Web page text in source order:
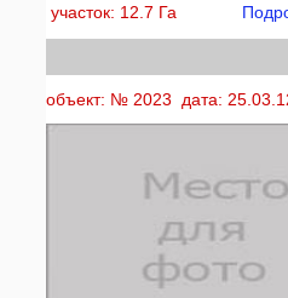
участок: 12.7 Га
объект: № 2023 дата: